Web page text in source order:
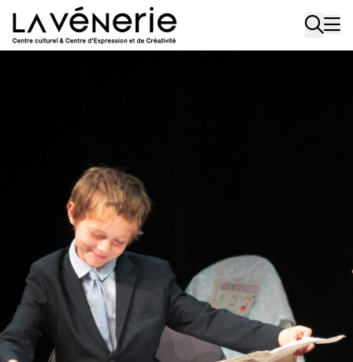
Aller au contenu principal